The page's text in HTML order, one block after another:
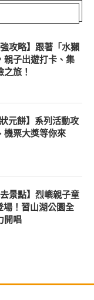
攻略】跟著「水獺
親子出遊打卡、集
旅！
元餅】系列活動攻
機票大獎等你來
景點】烈嶼親子童
！習山湖公園全
開唱